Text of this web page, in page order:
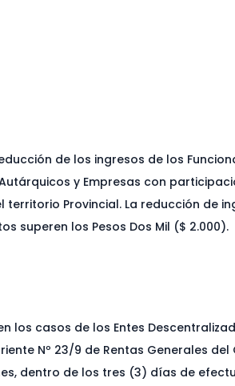
de los ingresos de los
y Empresas con
Provincial. La reducción de
superen los Pesos Dos Mil ($ 2.000).
los casos de los Entes
Nº 23/9 de Rentas Generales
dentro de los tres (3) días de